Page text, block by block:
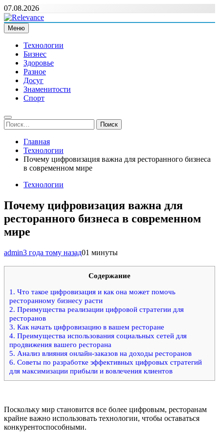
Перейти
к
содержимому
07.08.2026
Relevance
Релевантні новини — саме те, що вам потрібно
Меню
Технологии
Бизнес
Здоровье
Разное
Досуг
Знаменитости
Спорт
Найти:
Главная
Технологии
Почему цифровизация важна для ресторанного бизнеса
в современном мире
Технологии
Почему цифровизация важна для
ресторанного бизнеса в современном
мире
admin3 года тому назад01 минуты
Содержание
1. Что такое цифровизация и как она может помочь
ресторанному бизнесу расти
2. Преимущества реализации цифровой стратегии для
ресторанов
3. Как начать цифровизацию в вашем ресторане
4. Преимущества использования социальных сетей для
продвижения вашего ресторана
5. Анализ влияния онлайн-заказов на доходы ресторанов
6. Советы по разработке эффективных цифровых стратегий
для максимизации прибыли и вовлечения клиентов
Поскольку мир становится все более цифровым, ресторанам
крайне важно использовать технологии, чтобы оставаться
конкурентоспособными.